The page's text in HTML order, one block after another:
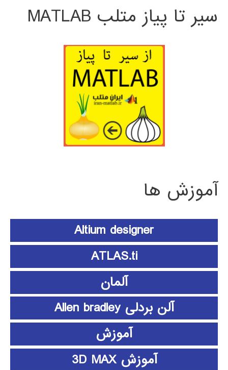
سیر تا پیاز متلب MATLAB
آموزش ها
Altium designer
ATLAS.ti
آلمان
آلن بردلی Allen bradley
آموزش
آموزش 3D MAX